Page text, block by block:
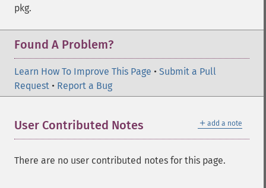
pkg.
Found A Problem?
Learn How To Improve This Page • Submit a Pull
Request • Report a Bug
＋ add a note
User Contributed Notes
There are no user contributed notes for this page.